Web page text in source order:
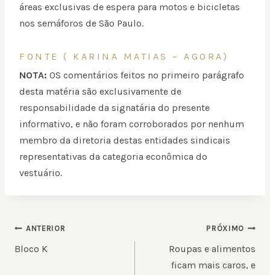
áreas exclusivas de espera para motos e bicicletas
nos semáforos de São Paulo.
FONTE ( KARINA MATIAS – AGORA)
NOTA: OS comentários feitos no primeiro parágrafo
desta matéria são exclusivamente de
responsabilidade da signatária do presente
informativo, e não foram corroborados por nenhum
membro da diretoria destas entidades sindicais
representativas da categoria econômica do
vestuário.
NAVEGAÇÃO
DE
ANTERIOR
Bloco K
PRÓXIMO
Roupas e alimentos
ficam mais caros, e